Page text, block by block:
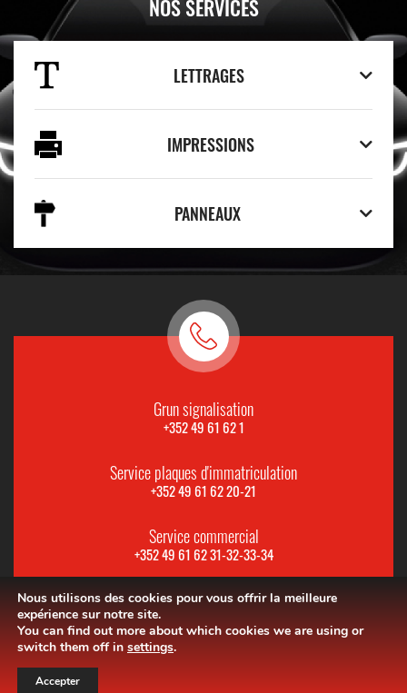
NOS SERVICES
LETTRAGES
IMPRESSIONS
PANNEAUX
Grun signalisation
+352 49 61 62 1
Service plaques d'immatriculation
+352 49 61 62 20-21
Service commercial
+352 49 61 62 31-32-33-34
Nous utilisons des cookies pour vous offrir la meilleure
expérience sur notre site.
You can find out more about which cookies we are using or
switch them off in settings.
Accepter